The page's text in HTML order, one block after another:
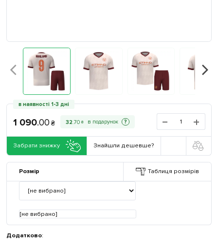
в наявності 1-3 дні
1 090.00 ₴ 32.70 ₴ ?
Забрати знижку Знайшли дешевше?
Розмір Таблиця розмірів
[не вибрано]
Додатково: